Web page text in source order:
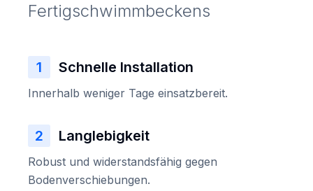
Fertigschwimmbeckens
1 Schnelle Installation
Innerhalb weniger Tage einsatzbereit.
2 Langlebigkeit
Robust und widerstandsfähig gegen
Bodenverschiebungen.